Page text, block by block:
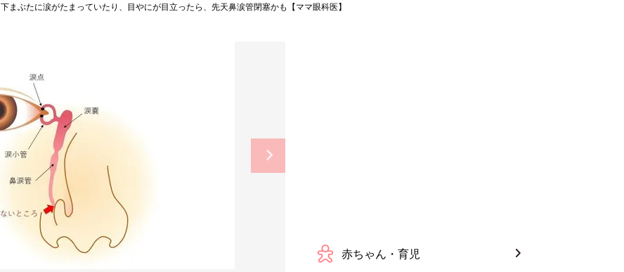
下まぶたに涙がたまっていたり、目やにが目立ったら、先天鼻涙管閉塞かも【ママ眼科医】
赤ちゃん・育児